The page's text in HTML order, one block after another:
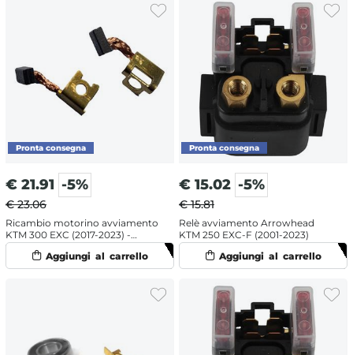
€ 21.91 -5%
€ 23.06
Ricambio motorino avviamento
KTM 300 EXC (2017-2023) -
Spazzole
€ 15.02 -5%
€ 15.81
Relè avviamento Arrowhead
KTM 250 EXC-F (2001-2023)